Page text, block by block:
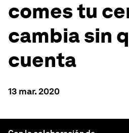
comes tu
cambia sin
cuenta
13 mar. 2020